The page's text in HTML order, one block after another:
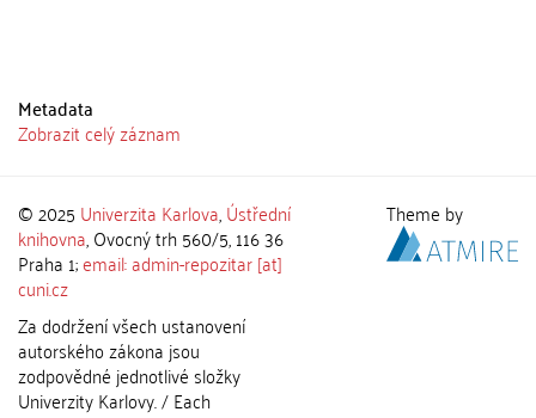
Metadata
Zobrazit celý záznam
© 2025 Univerzita Karlova,Ústřední
knihovna, Ovocný trh 560/5, 116 36
Praha 1;email: admin-repozitar [at]
cuni.cz
Za dodržení všech ustanovení
autorského zákona jsou
zodpovědné jednotlivé složky
Univerzity Karlovy. / Each
Theme by